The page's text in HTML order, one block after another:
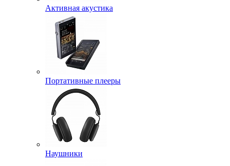
Активная акустика
Портативные плееры
Наушники